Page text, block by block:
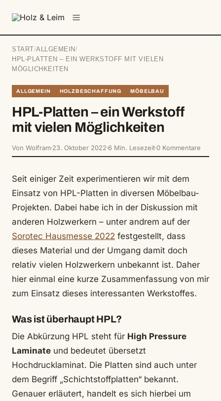
START /ALLGEMEIN/
HPL-PLATTEN – EIN WERKSTOFF MIT VIELEN
MÖGLICHKEITEN
ALLGEMEIN HOLZBESCHAFFUNG MÖBELBAU
HPL-Platten – ein Werkstoff
mit vielen Möglichkeiten
Von Wolfram 23. Oktober 2022 6 Min. Lesezeit0 Kommentare
Seit einiger Zeit experimentieren wir mit dem
Einsatz von HPL-Platten in diversen Möbelbau-
Projekten. Dabei habe ich in der Diskussion mit
anderen Holzwerkern – unter andrem auf der
Sorotec Hausmesse 2022 festgestellt, dass
dieses Material und der Umgang damit doch
relativ vielen Holzwerkern unbekannt ist. Daher
hier einmal eine kurze Zusammenfassung von mir
zum Einsatz dieses interessanten Werkstoffes.
Was ist überhaupt HPL?
Die Abkürzung HPL steht für High Pressure
Laminate und bedeutet übersetzt
Hochdrucklaminat. Die Platten sind auch unter
dem Begriff „Schichtstoffplatten“ bekannt.
Genauer erläutert, handelt es sich hierbei um